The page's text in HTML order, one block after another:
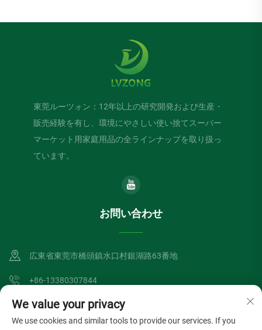
東莞ルーツォン：12年以上の研究開発および生産・
販売経験を有し、環境にやさしい使い捨てスーパー
マーケット用家庭用品の全ラインナップを取り扱っ
ています。
お問い合わせ
広東省東莞市橋頭鎮水口村銀湖路63番地
+86-13380307844
[email protected]
We value your privacy
We use cookies and similar tools to provide our services. If you